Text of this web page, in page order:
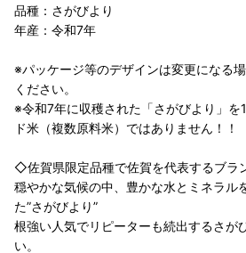
品種：さがびより
年産：令和7年
※パッケージ等のデザインは変更になる
ください。
※令和7年に収穫された「さがびより」
ド米（複数原料米）ではありません！！
◇佐賀県限定品種で佐賀を代表するブラ
穏やかな気候の中、豊かな水とミネラル
た”さがびより”
根強い人気でリピーターも続出するさが
い。